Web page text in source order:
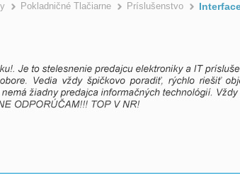
>
Pokladničné Tlačiarne >
Príslušenstvo